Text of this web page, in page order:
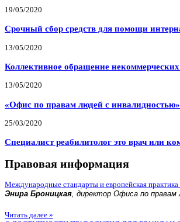
19/05/2020
Срочный сбор средств для помощи
13/05/2020
Коллективное обращение
13/05/2020
«Офис по правам людей с
25/03/2020
Специалист реабилитолог это врач или
Правовая информация
Международные стандарты и европейская
Энира Броницкая, директор Офиса по правам
Читать далее »